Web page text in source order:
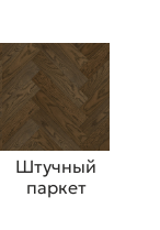
Штучный
паркет